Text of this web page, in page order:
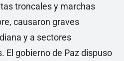
troncales y marchas
causaron graves
y a sectores
El gobierno de Paz dispuso